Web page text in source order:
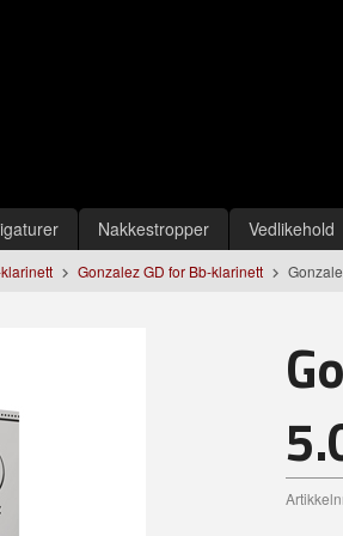
Nakkestropper Vedlikehold
Gonzalez GD for Bb-klarinett